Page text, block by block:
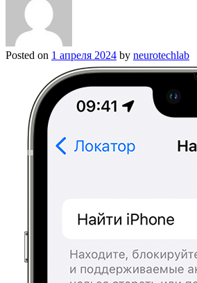
Posted on 1 апреля 2024 by neurotechlab